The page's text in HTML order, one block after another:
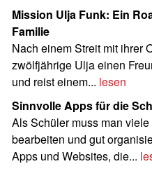
Mission Ulja Funk: Ein Roadmovie für die ganze
Familie
Nach einem Streit mit ihrer
zwölfjährige Ulja einen
und reist einem... lesen
Sinnvolle Apps für die
Als Schüler muss man
bearbeiten und gut
Apps und Websites, die...